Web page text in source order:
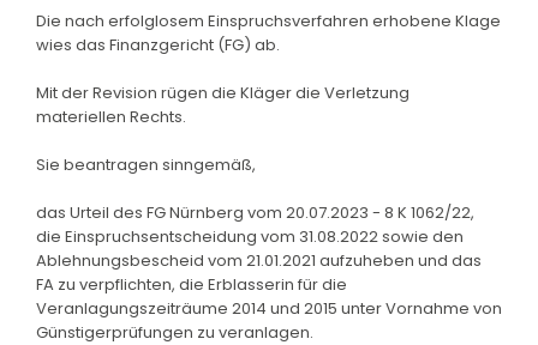
Die nach erfolglosem Einspruchsverfahren erhobene Klage
wies das Finanzgericht (FG) ab.
Mit der Revision rügen die Kläger die Verletzung
materiellen Rechts.
Sie beantragen sinngemäß,
das Urteil des FG Nürnberg vom 20.07.2023 - 8 K 1062/22,
die Einspruchsentscheidung vom 31.08.2022 sowie den
Ablehnungsbescheid vom 21.01.2021 aufzuheben und das
FA zu verpflichten, die Erblasserin für die
Veranlagungszeiträume 2014 und 2015 unter Vornahme von
Günstigerprüfungen zu veranlagen.